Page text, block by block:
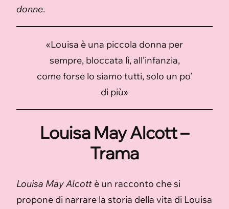
donne.
«Louisa è una piccola donna per
sempre, bloccata lì, all’infanzia,
come forse lo siamo tutti, solo un po’
di più»
Louisa May Alcott –
Trama
Louisa May Alcott è un racconto che si
propone di narrare la storia della vita di Louisa